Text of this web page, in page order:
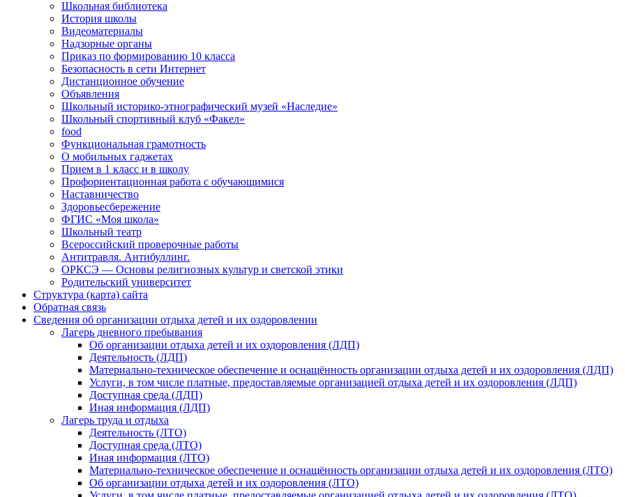
Школьная библиотека
История школы
Видеоматериалы
Надзорные органы
Приказ по формированию 10 класса
Безопасность в сети Интернет
Дистанционное обучение
Объявления
Школьный историко-этнографический музей «Наследие»
Школьный спортивный клуб «Факел»
food
Функциональная грамотность
О мобильных гаджетах
Прием в 1 класс и в школу
Профориентационная работа с обучающимися
Наставничество
Здоровьесбережение
ФГИС «Моя школа»
Школьный театр
Всероссийский проверочные работы
Антитравля. Антибуллинг.
ОРКСЭ — Основы религиозных культур и светской этики
Родительский университет
Структура (карта) сайта
Обратная связь
Сведения об организации отдыха детей и их оздоровлении
Лагерь дневного пребывания
Об организации отдыха детей и их оздоровления (ЛДП)
Деятельность (ЛДП)
Материально-техническое обеспечение и оснащённость организации отдыха детей и их оздоровления (ЛДП)
Услуги, в том числе платные, предоставляемые организацией отдыха детей и их оздоровления (ЛДП)
Доступная среда (ЛДП)
Иная информация (ЛДП)
Лагерь труда и отдыха
Деятельность (ЛТО)
Доступная среда (ЛТО)
Иная информация (ЛТО)
Материально-техническое обеспечение и оснащённость организации отдыха детей и их оздоровления (ЛТО)
Об организации отдыха детей и их оздоровления (ЛТО)